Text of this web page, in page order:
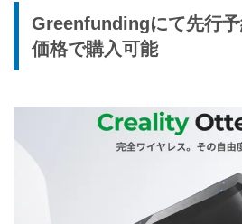
Greenfundingにて先行予
価格で購入可能